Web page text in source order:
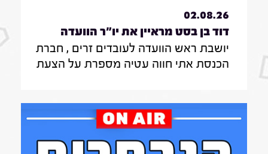
02.08.26
דוד בן בסט מראיין את יו"ר הוועדה
לעובדים זרים , חברת הכנסת אתי חווה
עטיה|31.7.26
יושבת ראש הוועדה לעובדים זרים , חברת
הכנסת אתי חווה עטיה מספרת על הצעת
עובד זר בסיעוד לבני 85 ומעלה ומה מניע
אותה בעשייה הפרלמנטרית